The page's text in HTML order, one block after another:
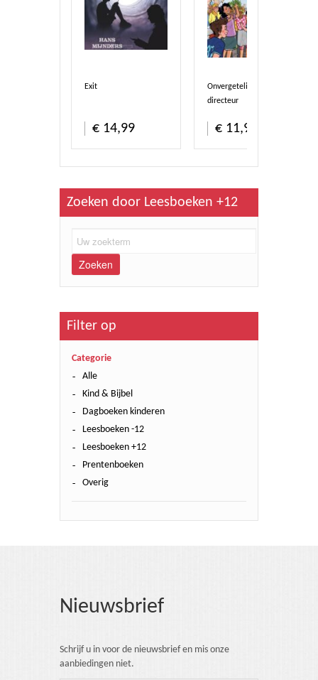
Exit
€ 14,99
Onvergetelijke
directeur
€ 11,90
Bestel direct Bestel direct
Zoeken door Leesboeken +12
Zoeken
Filter op
Categorie
Alle
Kind & Bijbel
Dagboeken kinderen
Leesboeken -12
Leesboeken +12
Prentenboeken
Overig
Nieuwsbrief
Schrijf u in voor de nieuwsbrief en mis onze
aanbiedingen niet.